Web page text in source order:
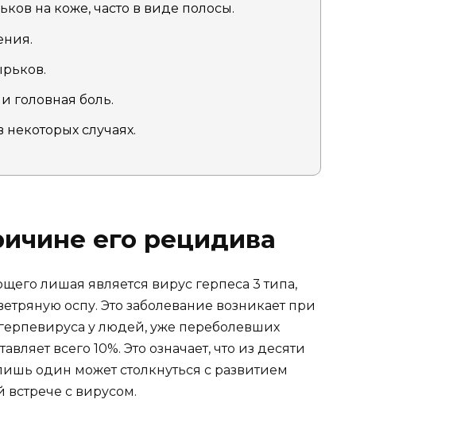
на коже, часто в виде полосы.
головная боль.
случаях.
его рецидива
лишая является вирус герпеса 3 типа,
оспу. Это заболевание возникает при
у людей, уже переболевших
всего 10%. Это означает, что из десяти
один может столкнуться с развитием
с вирусом.